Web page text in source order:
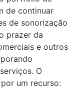
de continuar
de sonorização
prazer da
e outros
O
um recurso: